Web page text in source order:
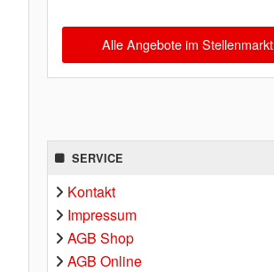
Alle Angebote im Stellenmarkt
SERVICE
Kontakt
Impressum
AGB Shop
AGB Online